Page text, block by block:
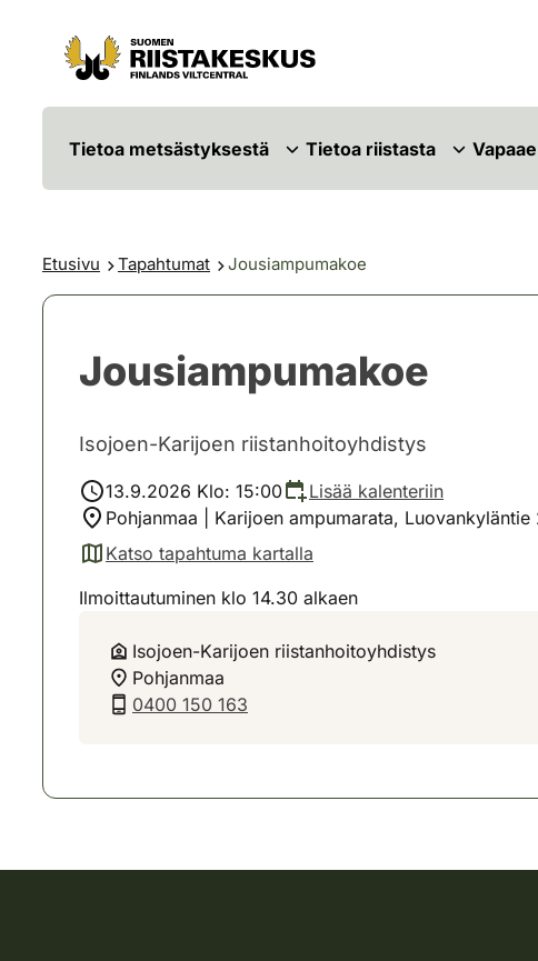
Siirry sisältöön
Siirry sivustokarttaan
Tietoa metsästyksestä Tietoa riistasta
Etusivu Tapahtumat Jousiampumakoe
Jousiampumakoe
Isojoen-Karijoen riistanhoitoyhdistys
13.9.2026 Klo: 15:00
Lisää kalenteriin
Pohjanmaa | Karijoen ampumarata,
Katso tapahtuma kartalla
(avautuu uuteen välilehteen)
Ilmoittautuminen klo 14.30 alkaen
Isojoen-Karijoen riistanhoitoyhdistys
Pohjanmaa
0400 150 163